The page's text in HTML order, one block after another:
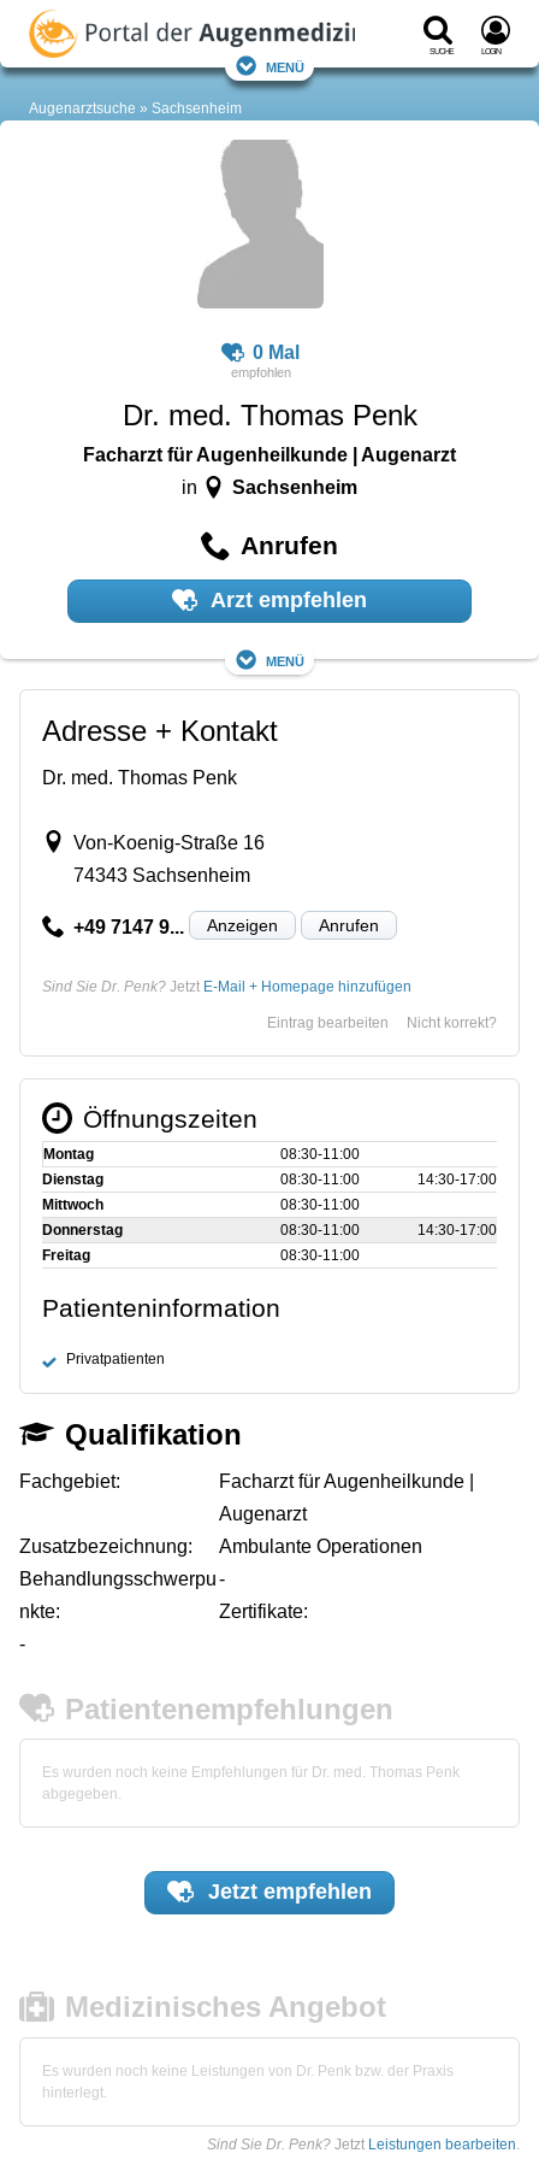
Suche Login
Menü
Augenarztsuche Sachsenheim
0 Mal
Dr. med. Thomas Penk
Facharzt für Augenheilkunde | Augenarzt
in Sachsenheim
Anrufen
Arzt empfehlen
Menü
Adresse + Kontakt
Dr. med. Thomas Penk
Von-Koenig-Straße 16
74343 Sachsenheim
+49 7147 9... Anzeigen Anrufen
Sind Sie Dr. Penk? Jetzt E-Mail + Homepage hinzufügen
Nicht korrekt?
Eintrag bearbeiten
Öffnungszeiten
Montag
08:30‑11:00
Dienstag
08:30‑11:00
14:30‑17:00
Mittwoch
08:30‑11:00
Donnerstag
08:30‑11:00
14:30‑17:00
Freitag
08:30‑11:00
Patienteninformation
Privatpatienten
Qualifikation
Fachgebiet:
Facharzt für Augenheilkunde |
Augenarzt
Zusatzbezeichnung:
Ambulante Operationen
Behandlungsschwerpu
nkte:
-
Zertifikate:
-
Patientenempfehlungen
Es wurden noch keine Empfehlungen für Dr. med. Thomas Penk
abgegeben.
Jetzt empfehlen
Medizinisches Angebot
Es wurden noch keine Leistungen von Dr. Penk bzw. der Praxis
hinterlegt.
Sind Sie Dr. Penk? Jetzt Leistungen bearbeiten.